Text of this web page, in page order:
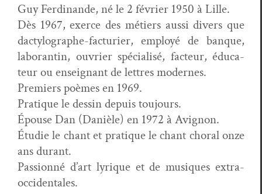
Guy Fer­di­nande, né le 2 févri­er 1950 à Lille.
Dès 1967, exerce des métiers aus­si divers que
dacty­lo­graphe-fac­turi­er, employé de banque,
lab­o­ran­tin, ouvri­er spé­cial­isé, fac­teur, édu­ca­
teur ou enseignant de let­tres modernes.
Pre­miers poèmes en 1969.
Pra­tique le dessin depuis toujours.
Épouse Dan (Danièle) en 1972 à Avignon.
Étudie le chant et pra­tique le chant choral onze
ans durant.
Pas­sion­né d’art lyrique et de musiques extra-
occidentales.